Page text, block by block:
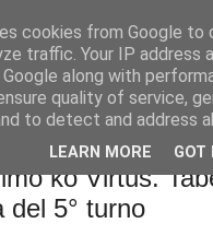
cerchio
2022
Costone, Derby
ko Virtus.
del 5° turno
cookies from Google to
traffic. Your IP address
along with
quality of service,
to detect and address
LEARN MORE GOT